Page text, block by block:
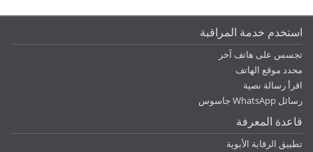
استخدم خدمة المراقبة
تجسس على هاتف آخر
محدد موقع الهاتف
اقرأ رسالة نصية
رسائل WhatsApp جاسوس
قاعدة المعرفة
تطبيق الرقابة الأبوية